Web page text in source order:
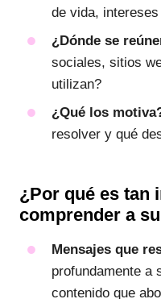
de vida,
¿Dónde se
sociales, sitios
utilizan?
¿Qué los
resolver y qué
¿Por qué es tan
comprender a
Mensajes que
profundamente a
contenido que